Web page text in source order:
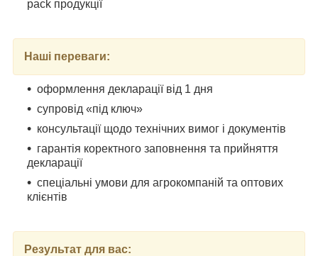
pack продукції
Наші переваги:
оформлення декларації від 1 дня
супровід «під ключ»
консультації щодо технічних вимог і документів
гарантія коректного заповнення та прийняття
декларації
спеціальні умови для агрокомпаній та оптових
клієнтів
Результат для вас: